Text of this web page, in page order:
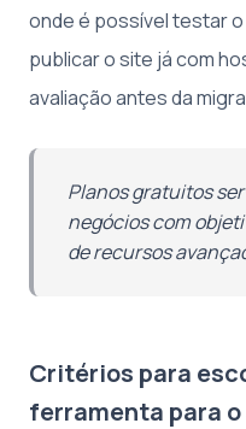
onde é possível testar
publicar o site já com
avaliação antes da
Planos gratuitos
negócios com
de recursos
Critérios para
ferramenta para